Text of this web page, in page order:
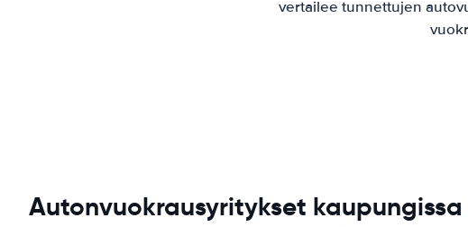
vertailee tunnettujen
Autonvuokrausyritykset kaupungissa